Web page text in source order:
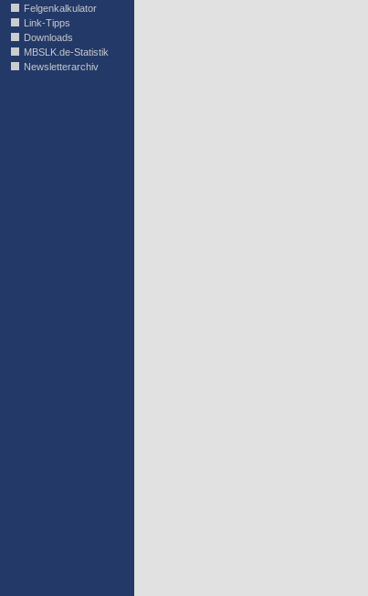
Felgenkalkulator
Link-Tipps
Downloads
MBSLK.de-Statistik
Newsletterarchiv